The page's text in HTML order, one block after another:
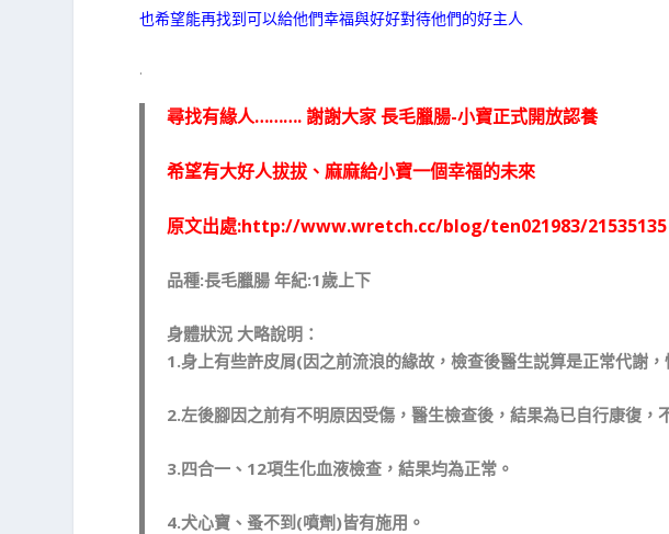
也希望能再找到可以給他們幸福與好好對待他們的好主人
.
尋找有緣人………. 謝謝大家 長毛臘腸-小寶正式開放認養
希望有大好人拔拔、麻麻給小寶一個幸福的未來
原文出處:http://www.wretch.cc/blog/ten021983/21535135
品種:長毛臘腸 年紀:1歲上下
身體狀況 大略說明：
1.身上有些許皮屑(因之前流浪的緣故，檢查後醫生説算是正常代謝，
2.左後腳因之前有不明原因受傷，醫生檢查後，結果為已自行康復，
3.四合一、12項生化血液檢查，結果均為正常。
4.犬心寶、蚤不到(噴劑)皆有施用。